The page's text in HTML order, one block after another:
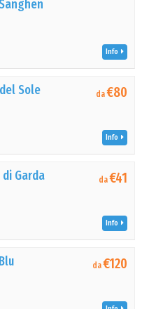
Info
Sole da€80
Info
Garda da€41
Info
da€120